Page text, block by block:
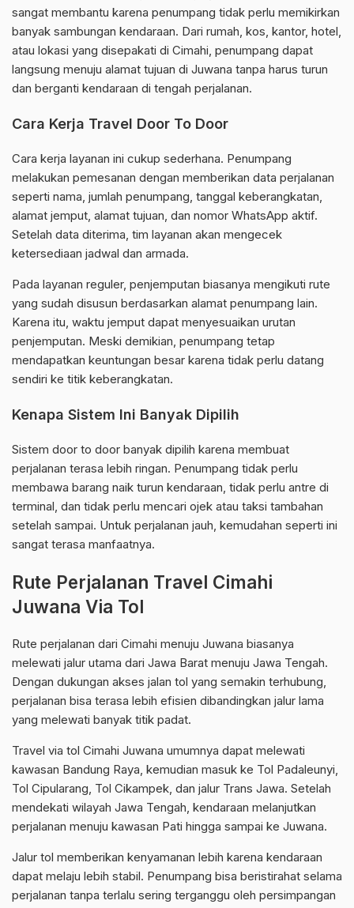
sangat membantu karena penumpang tidak perlu memikirkan
banyak sambungan kendaraan. Dari rumah, kos, kantor, hotel,
atau lokasi yang disepakati di Cimahi, penumpang dapat
langsung menuju alamat tujuan di Juwana tanpa harus turun
dan berganti kendaraan di tengah perjalanan.
Cara Kerja Travel Door To Door
Cara kerja layanan ini cukup sederhana. Penumpang
melakukan pemesanan dengan memberikan data perjalanan
seperti nama, jumlah penumpang, tanggal keberangkatan,
alamat jemput, alamat tujuan, dan nomor WhatsApp aktif.
Setelah data diterima, tim layanan akan mengecek
ketersediaan jadwal dan armada.
Pada layanan reguler, penjemputan biasanya mengikuti rute
yang sudah disusun berdasarkan alamat penumpang lain.
Karena itu, waktu jemput dapat menyesuaikan urutan
penjemputan. Meski demikian, penumpang tetap
mendapatkan keuntungan besar karena tidak perlu datang
sendiri ke titik keberangkatan.
Kenapa Sistem Ini Banyak Dipilih
Sistem door to door banyak dipilih karena membuat
perjalanan terasa lebih ringan. Penumpang tidak perlu
membawa barang naik turun kendaraan, tidak perlu antre di
terminal, dan tidak perlu mencari ojek atau taksi tambahan
setelah sampai. Untuk perjalanan jauh, kemudahan seperti ini
sangat terasa manfaatnya.
Rute Perjalanan Travel Cimahi
Juwana Via Tol
Rute perjalanan dari Cimahi menuju Juwana biasanya
melewati jalur utama dari Jawa Barat menuju Jawa Tengah.
Dengan dukungan akses jalan tol yang semakin terhubung,
perjalanan bisa terasa lebih efisien dibandingkan jalur lama
yang melewati banyak titik padat.
Travel via tol Cimahi Juwana umumnya dapat melewati
kawasan Bandung Raya, kemudian masuk ke Tol Padaleunyi,
Tol Cipularang, Tol Cikampek, dan jalur Trans Jawa. Setelah
mendekati wilayah Jawa Tengah, kendaraan melanjutkan
perjalanan menuju kawasan Pati hingga sampai ke Juwana.
Jalur tol memberikan kenyamanan lebih karena kendaraan
dapat melaju lebih stabil. Penumpang bisa beristirahat selama
perjalanan tanpa terlalu sering terganggu oleh persimpangan